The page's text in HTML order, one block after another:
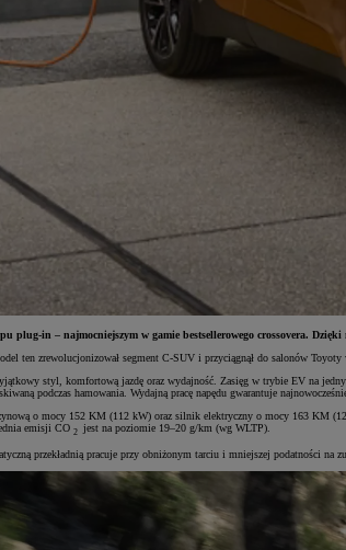
plug-in – najmocniejszym w gamie bestsellerowego crossovera.
ten zrewolucjonizował segment C-SUV i przyciągnął do salonów
styl, komfortową jazdę oraz wydajność. Zasięg w trybie EV na
podczas hamowania. Wydajną pracę napędu gwarantuje
o mocy 152 KM (112 kW) oraz silnik elektryczny o mocy 163 KM
emisji CO 2 jest na poziomie 19–20 g/km (wg WLTP).
przekładnią pracuje przy obniżonym tarciu i mniejszej podatności